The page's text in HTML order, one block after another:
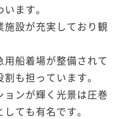
ます。
施設が充実しており観
船着場が整備されて
も担っています。
ンが輝く光景は圧巻
ても有名です。